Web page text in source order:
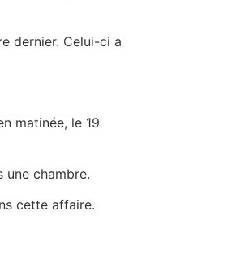
dernier. Celui-ci a
matinée, le 19
une chambre.
cette affaire.